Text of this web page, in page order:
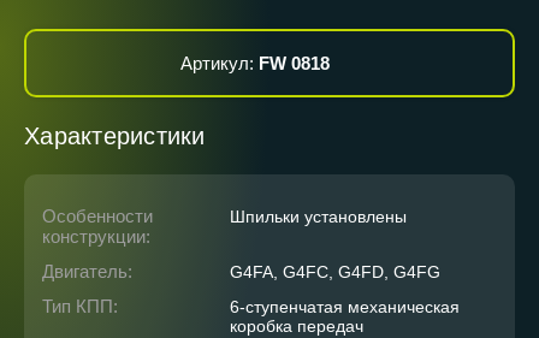
Артикул: FW 0818
Характеристики
Особенности
конструкции:
Шпильки установлены
Двигатель: G4FA, G4FC, G4FD, G4FG
Тип КПП:
6-ступенчатая механическая
коробка передач